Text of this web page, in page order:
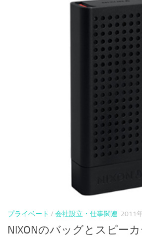
プライベート / 会社設立・仕事関連 2011
NIXONのバッグとスピー